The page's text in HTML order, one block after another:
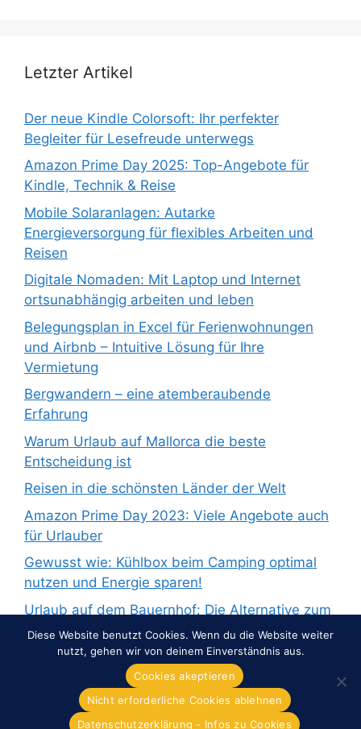
Letzter Artikel
Der neue Kindle Colorsoft: Ihr perfekter
Begleiter für Lesefreude unterwegs
Amazon Prime Day 2025: Top-Angebote für
Kindle, Technik & Reise
Mobile Solaranlagen: Autarke
Energieversorgung für flexibles Arbeiten und
Reisen
Digitale Nomaden: Mit Laptop und Internet
ortsunabhängig arbeiten und leben
Belegungsplan in Excel für Ferienwohnungen
und Airbnb – Intuitive Lösung für Ihre
Vermietung
Bergwandern – eine atemberaubende
Erfahrung
Warum Urlaub auf Mallorca die beste
Entscheidung ist
Reisen in die schönsten Länder der Welt
Amazon Prime Day 2023: Viele Angebote auch
für Urlauber
Gewusst wie: Kühlbox beim Camping optimal
nutzen und Energie sparen!
Urlaub auf dem Bauernhof: Die Alternative zum
Pauschalurlaub
© 2026 Overnight-Europe.de• Erstellt mit
GeneratePress
Diese Website benutzt Cookies. Wenn du die Website weiter
nutzt, gehen wir von deinem Einverständnis aus.
Cookies akeptieren
Nicht erforderliche Cookies ablehnen
Datenschutzerklärung - Infos zu Cookies